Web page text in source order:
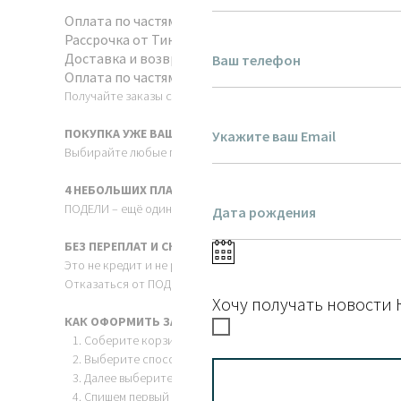
Оплата по частям
Рассрочка от Тинькофф
Доставка и возврат
Оплата по частям
Получайте заказы сразу, а платите за них постепенно без
ПОКУПКА УЖЕ ВАША
Выбирайте любые понравившиеся товары, сборка заказа
4 НЕБОЛЬШИХ ПЛАТЕЖА
ПОДЕЛИ – ещё один способ оплаты: сервис автоматически
БЕЗ ПЕРЕПЛАТ И СКРЫТЫХ УСЛОВИЙ
Это не кредит и не рассрочка: вы заплатите ровно ту
Отказаться от ПОДЕЛИ-заказа так же просто, как и от
КАК ОФОРМИТЬ ЗАКАЗ
Соберите корзину на общую сумму от 1 500 до 30 000 руб.
Выберите способ оплаты "Банковской картой через
Далее выберите кнопку «Подели - оплата по частям».
Спишем первый платёж и отправим вам заказ. Остальное
Хочу получать новости